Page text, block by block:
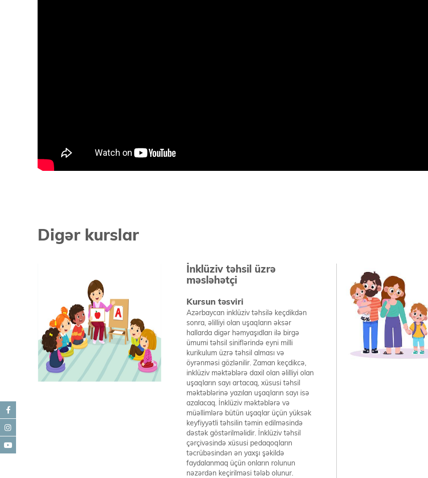
Digər kurslar
İnklüziv təhsil üzrə
məsləhətçi
Kursun təsviri
Azərbaycan inklüziv təhsilə keçdikdən
sonra, əlilliyi olan uşaqların əksər
hallarda digər həmyaşıdları ilə birgə
ümumi təhsil siniflərində eyni milli
kurikulum üzrə təhsil alması və
öyrənməsi gözlənilir. Zaman keçdikcə,
inklüziv məktəblərə daxil olan əlilliyi olan
uşaqların sayı artacaq, xüsusi təhsil
məktəblərinə yazılan uşaqların sayı isə
azalacaq. İnklüziv məktəblərə və
müəllimlərə bütün uşaqlar üçün yüksək
keyfiyyətli təhsilin təmin edilməsində
dəstək göstərilməlidir. İnklüziv təhsil
çərçivəsində xüsusi pedaqoqların
təcrübəsindən ən yaxşı şəkildə
faydalanmaq üçün onların rolunun
nəzərdən keçirilməsi tələb olunur.